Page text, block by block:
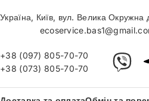
Україна, Київ, вул. Велика Окружна
+38 (097) 805-70-70
+38 (073) 805-70-70